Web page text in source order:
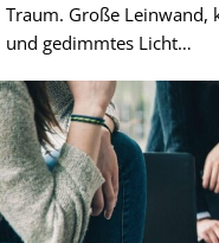
Traum. Große Leinwand,
und gedimmtes Licht…